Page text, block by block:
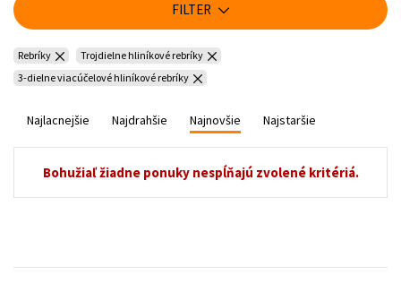
FILTER
Rebríky
Trojdielne hliníkové rebríky
3-dielne viacúčelové hliníkové rebríky
Najlacnejšie Najdrahšie Najnovšie Najstaršie
Bohužiaľ žiadne ponuky nespĺňajú zvolené kritériá.